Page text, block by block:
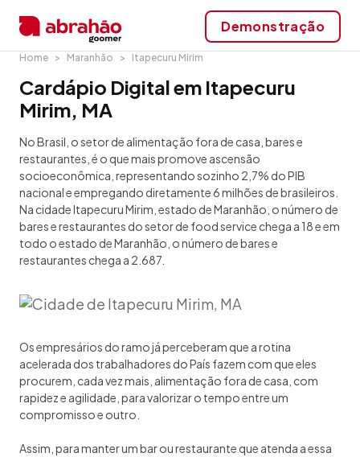
Demonstração
Home Maranhão Itapecuru Mirim
Cardápio Digital em Itapecuru
Mirim, MA
No Brasil, o setor de alimentação fora de casa, bares e
restaurantes, é o que mais promove ascensão
socioeconômica, representando sozinho 2,7% do PIB
nacional e empregando diretamente 6 milhões de brasileiros.
Na cidade Itapecuru Mirim, estado de Maranhão, o número de
bares e restaurantes do setor de food service chega a 18 e em
todo o estado de Maranhão, o número de bares e
restaurantes chega a 2.687.
Os empresários do ramo já perceberam que a rotina
acelerada dos trabalhadores do País fazem com que eles
procurem, cada vez mais, alimentação fora de casa, com
rapidez e agilidade, para valorizar o tempo entre um
compromisso e outro.
Assim, para manter um bar ou restaurante que atenda a essa